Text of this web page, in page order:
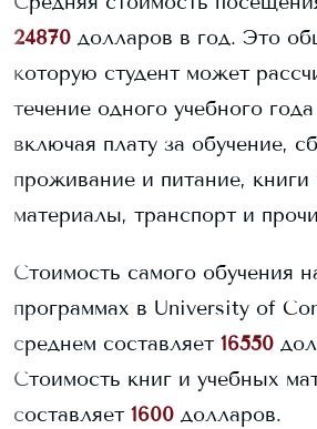
24870 долларов в год. Это
которую студент может
течение одного учебного
включая плату за обучение,
проживание и питание,
материалы, транспорт и
Стоимость самого обучения
программах в University of
среднем составляет 16550
Стоимость книг и учебных
составляет 1600 долларов.